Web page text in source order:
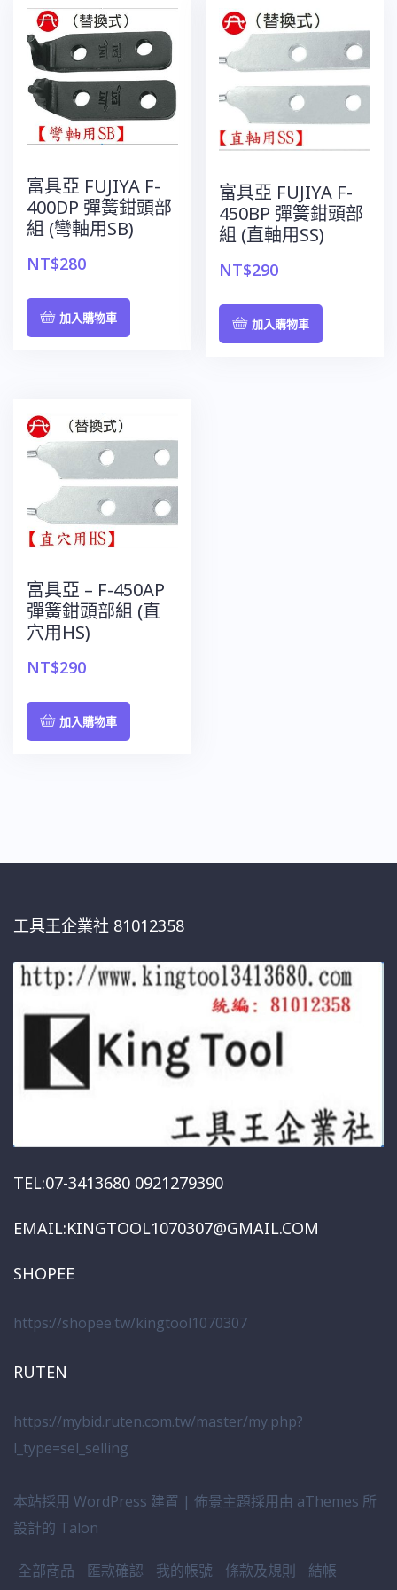
富具亞 FUJIYA F-
400DP 彈簧鉗頭部
組 (彎軸用SB)
NT$280
加入購物車
富具亞 FUJIYA F-
450BP 彈簧鉗頭部
組 (直軸用SS)
NT$290
加入購物車
富具亞 – F-450AP
彈簧鉗頭部組 (直
穴用HS)
NT$290
加入購物車
工具王企業社 81012358
TEL:07-3413680 0921279390
EMAIL:KINGTOOL1070307@GMAIL.COM
SHOPEE
https://shopee.tw/kingtool1070307
RUTEN
https://mybid.ruten.com.tw/master/my.php?
l_type=sel_selling
本站採用 WordPress 建置 | 佈景主題採用由 aThemes 所
設計的 Talon
全部商品 匯款確認 我的帳號 條款及規則 結帳